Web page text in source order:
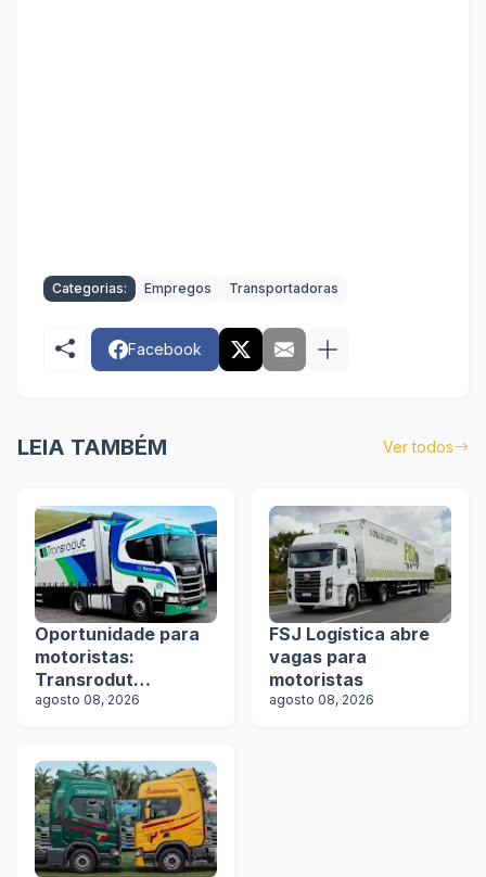
Categorias: Empregos Transportadoras
Facebook
LEIA TAMBÉM Ver todos
Oportunidade para
motoristas:
Transrodut
Transportes abre
agosto 08, 2026
FSJ Logística abre
vagas para
motoristas
agosto 08, 2026